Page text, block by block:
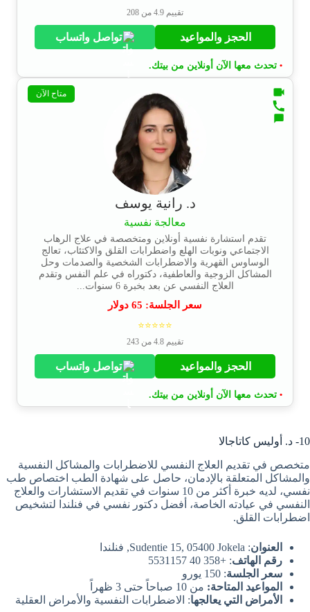
تقييم 4.9 من 208
الحجز والمواعيد تواصل واتساب
• تحدث معها الآن أونلاين من بيتك.
متاح الآن
د. رانية يوسف
معالجة نفسية
تقدم استشارة نفسية أونلاين ومتخصصة في علاج الرهاب
الاجتماعي ونوبات الهلع واضطرابات القلق والاكتئاب، تعالج
الوساوس القهرية والاضطرابات الشخصية والصدمات وحل
المشاكل الزوجية والعاطفية، دكتوراه في علم النفس وتقدم
العلاج النفسي عن بعد بخبرة 6 سنوات...
سعر الجلسة: 65 دولار
⭐⭐⭐⭐⭐
تقييم 4.8 من 243
الحجز والمواعيد تواصل واتساب
• تحدث معها الآن أونلاين من بيتك.
10- د. أوليس كاتاجالا
متخصص في تقديم العلاج النفسي للاضطرابات والمشاكل النفسية
والمشاكل المتعلقة بالإدمان، حاصل على شهادة الطب اختصاص طب
نفسي، لديه خبرة أكثر من 10 سنوات في تقديم الاستشارات والعلاج
النفسي في عيادته الخاصة، أفضل دكتور نفسي في فنلندا لتشخيص
اضطرابات القلق.
العنوان: Sudentie 15, 05400 Jokela, فنلندا
رقم الهاتف: +358 40 5531157
سعر الجلسة: 150 يورو
المواعيد المتاحة: من 10 صباحاً حتى 3 ظهراً
الأمراض التي يعالجها: الاضطرابات النفسية والأمراض العقلية